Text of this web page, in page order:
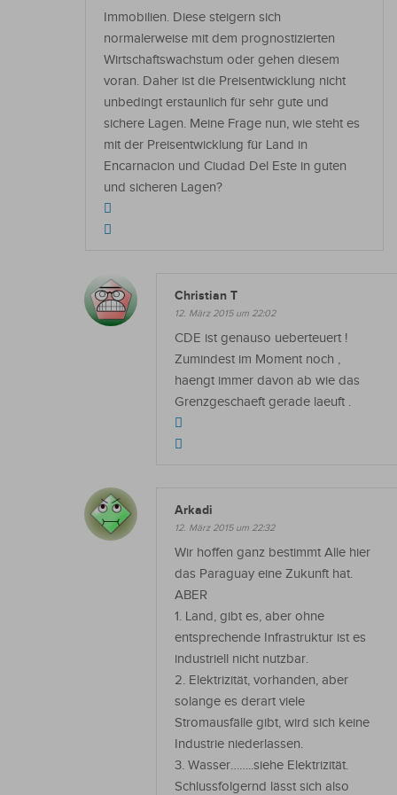
Immobilien. Diese steigern sich
normalerweise mit dem prognostizierten
Wirtschaftswachstum oder gehen diesem
voran. Daher ist die Preisentwicklung nicht
unbedingt erstaunlich für sehr gute und
sichere Lagen. Meine Frage nun, wie steht es
mit der Preisentwicklung für Land in
Encarnacion und Ciudad Del Este in guten
und sicheren Lagen?
Christian T
12. März 2015 um 22:02
CDE ist genauso ueberteuert !
Zumindest im Moment noch ,
haengt immer davon ab wie das
Grenzgeschaeft gerade laeuft .
Arkadi
12. März 2015 um 22:32
Wir hoffen ganz bestimmt Alle hier
das Paraguay eine Zukunft hat.
ABER
1. Land, gibt es, aber ohne
entsprechende Infrastruktur ist es
industriell nicht nutzbar.
2. Elektrizität, vorhanden, aber
solange es derart viele
Stromausfälle gibt, wird sich keine
Industrie niederlassen.
3. Wasser……..siehe Elektrizität.
Schlussfolgernd lässt sich also